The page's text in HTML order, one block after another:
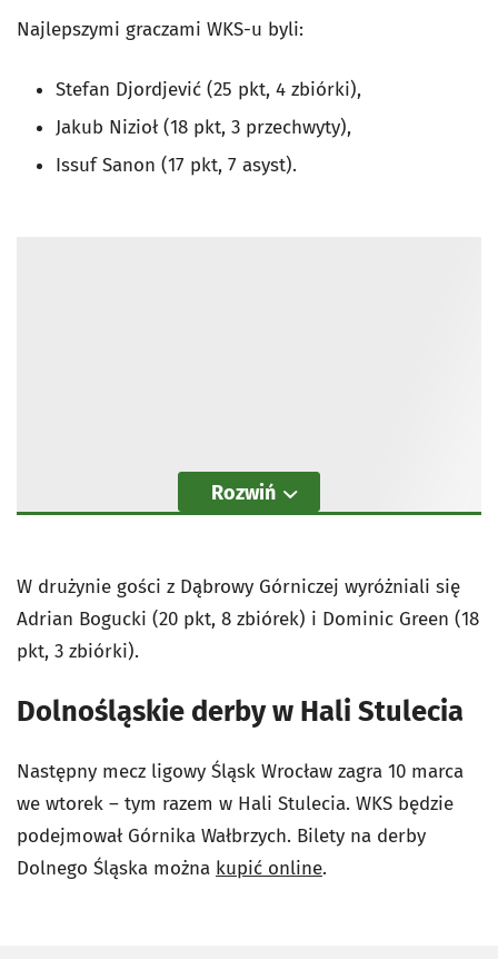
Najlepszymi graczami WKS-u byli:
Stefan Djordjević (25 pkt, 4 zbiórki),
Jakub Nizioł (18 pkt, 3 przechwyty),
Issuf Sanon (17 pkt, 7 asyst).
Rozwiń
W drużynie gości z Dąbrowy Górniczej wyróżniali się
Adrian Bogucki (20 pkt, 8 zbiórek) i Dominic Green (18
pkt, 3 zbiórki).
Dolnośląskie derby w Hali Stulecia
Następny mecz ligowy Śląsk Wrocław zagra 10 marca
we wtorek – tym razem w Hali Stulecia. WKS będzie
podejmował Górnika Wałbrzych. Bilety na derby
Dolnego Śląska można kupić online.